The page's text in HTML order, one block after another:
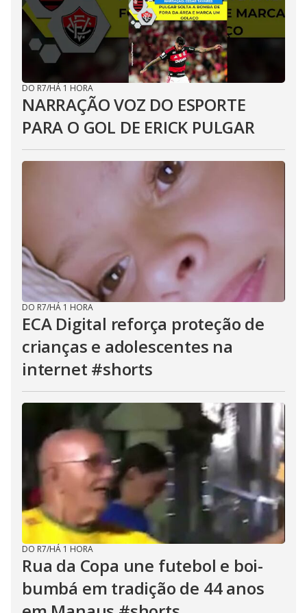
DO R7/HÁ 1 HORA
NARRAÇÃO VOZ DO ESPORTE
PARA O GOL DE ERICK PULGAR
DO R7/HÁ 1 HORA
ECA Digital reforça proteção de
crianças e adolescentes na
internet #shorts
DO R7/HÁ 1 HORA
Rua da Copa une futebol e boi-
bumbá em tradição de 44 anos